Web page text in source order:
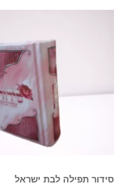
סידור תפילה לבת ישראל